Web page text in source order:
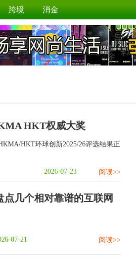
跨境 消金
HKT权威大奖
HKT环球创新2025/26评选结果正
2026-07-23 阅读>>
点几个相对靠谱的互联网
07-21
阅读>>